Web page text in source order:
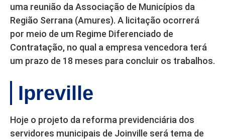
uma reunião da Associação de Municípios da
Região Serrana (Amures). A licitação ocorrerá
por meio de um Regime Diferenciado de
Contratação, no qual a empresa vencedora terá
um prazo de 18 meses para concluir os trabalhos.
Ipreville
Hoje o projeto da reforma previdenciária dos
servidores municipais de Joinville será tema de